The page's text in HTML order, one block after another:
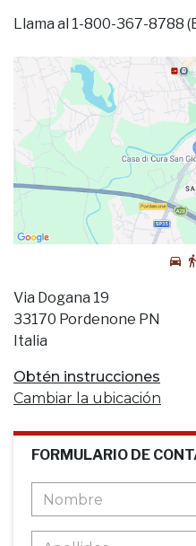
Llama al 1-800-367-8788
Via Dogana 19
33170 Pordenone PN
Italia
Obtén instrucciones
Cambiar la ubicación
FORMULARIO DE